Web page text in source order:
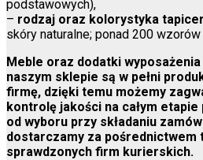
podstawowych),
– rodzaj oraz kolorystyka
skóry naturalne; ponad 200
Meble oraz dodatki
naszym sklepie są w pełni
firmę, dzięki temu możemy
kontrolę jakości na całym
od wyboru przy składaniu
dostarczamy za pośrednictwem
sprawdzonych firm kurierskich.